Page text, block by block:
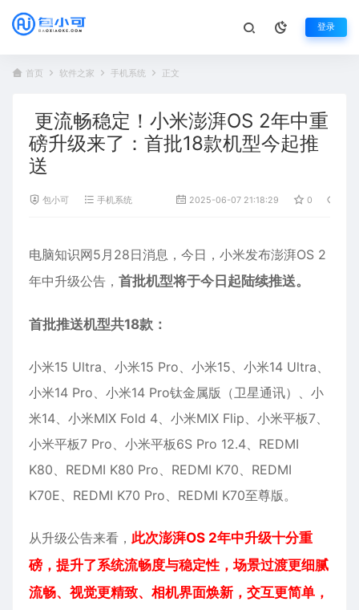
登录
首页 软件之家 手机系统 正文
更流畅稳定！小米澎湃OS 2年中重
磅升级来了：首批18款机型今起推
送
包小可 手机系统 2025-06-07 21:18:29 0
电脑知识网5月28日消息，今日，小米发布澎湃OS 2
年中升级公告， 首批机型将于今日起陆续推送。
首批推送机型共18款：
小米15 Ultra、小米15 Pro、小米15、小米14 Ultra、
小米14 Pro、小米14 Pro钛金属版（卫星通讯）、小
米14、小米MIX Fold 4、小米MIX Flip、小米平板7、
小米平板7 Pro、小米平板6S Pro 12.4、REDMI
K80、REDMI K80 Pro、REDMI K70、REDMI
K70E、REDMI K70 Pro、REDMI K70至尊版。
从升级公告来看， 此次澎湃OS 2年中升级十分重
磅，提升了系统流畅度与稳定性，场景过渡更细腻
流畅、视觉更精致、相机界面焕新，交互更简单，